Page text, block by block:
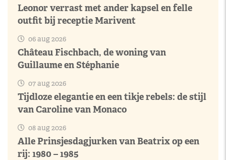
Leonor verrast met ander kapsel en felle
outfit bij receptie Marivent
06 aug 2026
Château Fischbach, de woning van
Guillaume en Stéphanie
07 aug 2026
Tijdloze elegantie en een tikje rebels: de stijl
van Caroline van Monaco
08 aug 2026
Alle Prinsjesdagjurken van Beatrix op een
rij: 1980 – 1985